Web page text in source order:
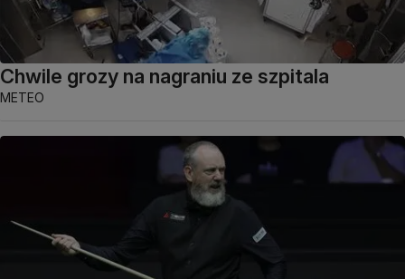
Chwile grozy na nagraniu ze szpitala
METEO